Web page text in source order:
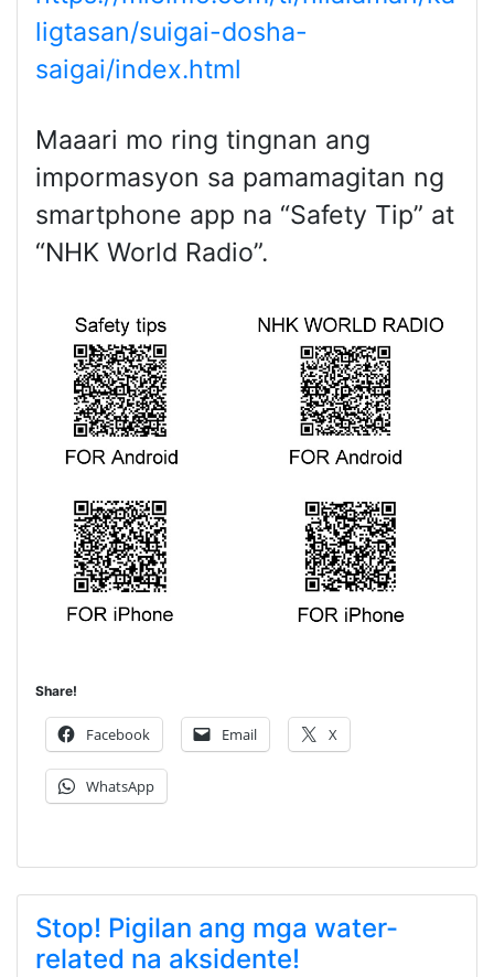
ligtasan/suigai-dosha-
saigai/index.html
Maaari mo ring tingnan ang
impormasyon sa pamamagitan ng
smartphone app na “Safety Tip” at
“NHK World Radio”.
Share!
Facebook Email X
WhatsApp
Stop! Pigilan ang mga water-
related na aksidente!